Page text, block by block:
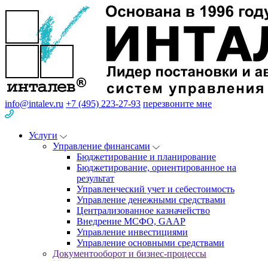
info@intalev.ru +7 (495) 223-27-93 перезвоните мне
Услуги
Управление финансами
Бюджетирование и планирование
Бюджетирование, ориентированное на
результат
Управленческий учет и себестоимость
Управление денежными средствами
Централизованное казначейство
Внедрение МСФО, GAAP
Управление инвестициями
Управление основными средствами
Документооборот и бизнес-процессы